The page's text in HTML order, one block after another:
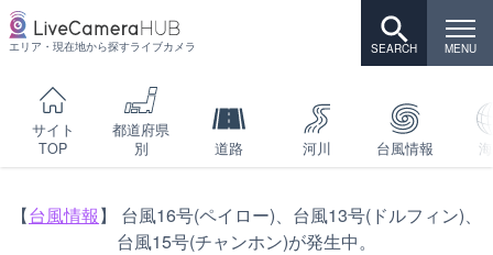
エリア・現在地から探すライブカメラ
サイト
TOP
都道府県
別
道路 河川 台風情報
【台風情報】 台風16号(ペイロー)、台風13号(ドルフィン)、
台風15号(チャンホン)が発生中。